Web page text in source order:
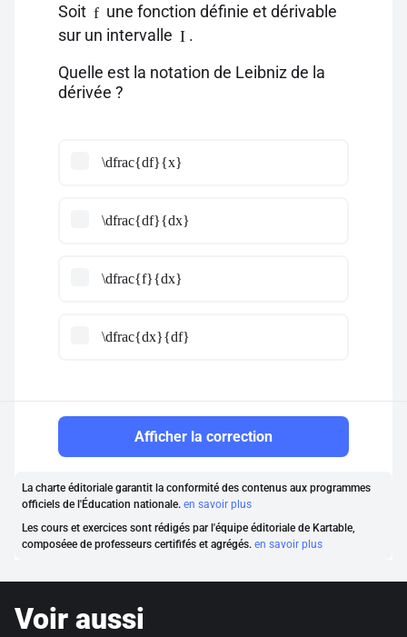
Soit f une fonction définie et dérivable
sur un intervalle I .
Quelle est la notation de Leibniz de la
dérivée ?
\dfrac{df}{x}
\dfrac{df}{dx}
\dfrac{f}{dx}
\dfrac{dx}{df}
Afficher la correction
La charte éditoriale garantit la conformité des contenus aux programmes
officiels de l'Éducation nationale. en savoir plus
Les cours et exercices sont rédigés par l'équipe éditoriale de Kartable,
composéee de professeurs certififés et agrégés. en savoir plus
Voir aussi